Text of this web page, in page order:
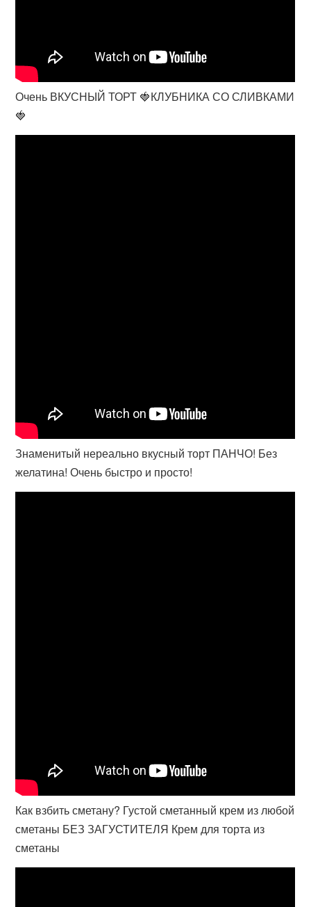
Очень ВКУСНЫЙ ТОРТ 🍓КЛУБНИКА СО СЛИВКАМИ
🍓
Знаменитый нереально вкусный торт ПАНЧО! Без
желатина! Очень быстро и просто!
Как взбить сметану? Густой сметанный крем из любой
сметаны БЕЗ ЗАГУСТИТЕЛЯ Крем для торта из
сметаны